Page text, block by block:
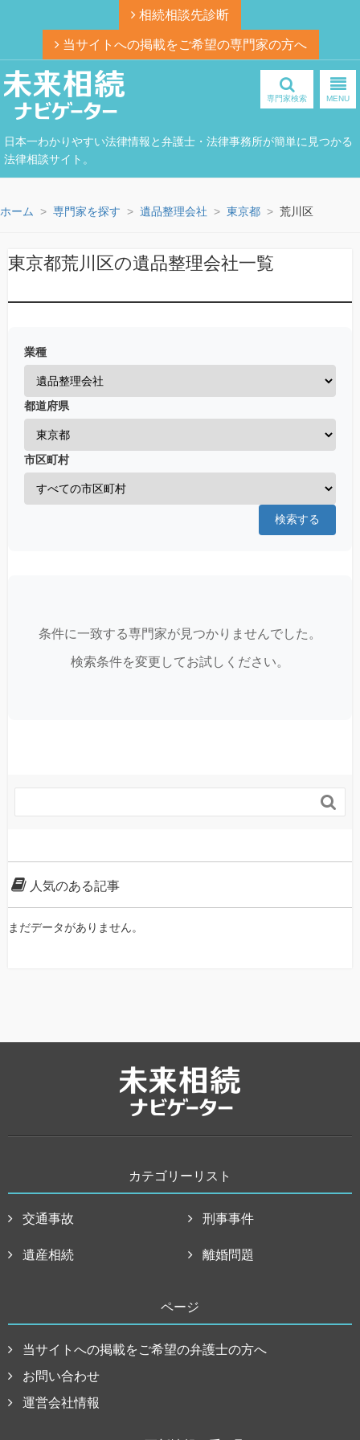
相続相談先診断
当サイトへの掲載をご希望の専門家の方へ
日本一わかりやすい法律情報と弁護士・法律事務所が簡単に見つかる
法律相談サイト。
専門家検索 MENU
ホーム 専門家を探す 遺品整理会社 東京都 荒川区
東京都荒川区の遺品整理会社一覧
業種
都道府県
市区町村
検索する
条件に一致する専門家が見つかりませんでした。
検索条件を変更してお試しください。

人気のある記事
まだデータがありません。
カテゴリーリスト
交通事故 刑事事件
遺産相続 離婚問題
ページ
当サイトへの掲載をご希望の弁護士の方へ
お問い合わせ
運営会社情報